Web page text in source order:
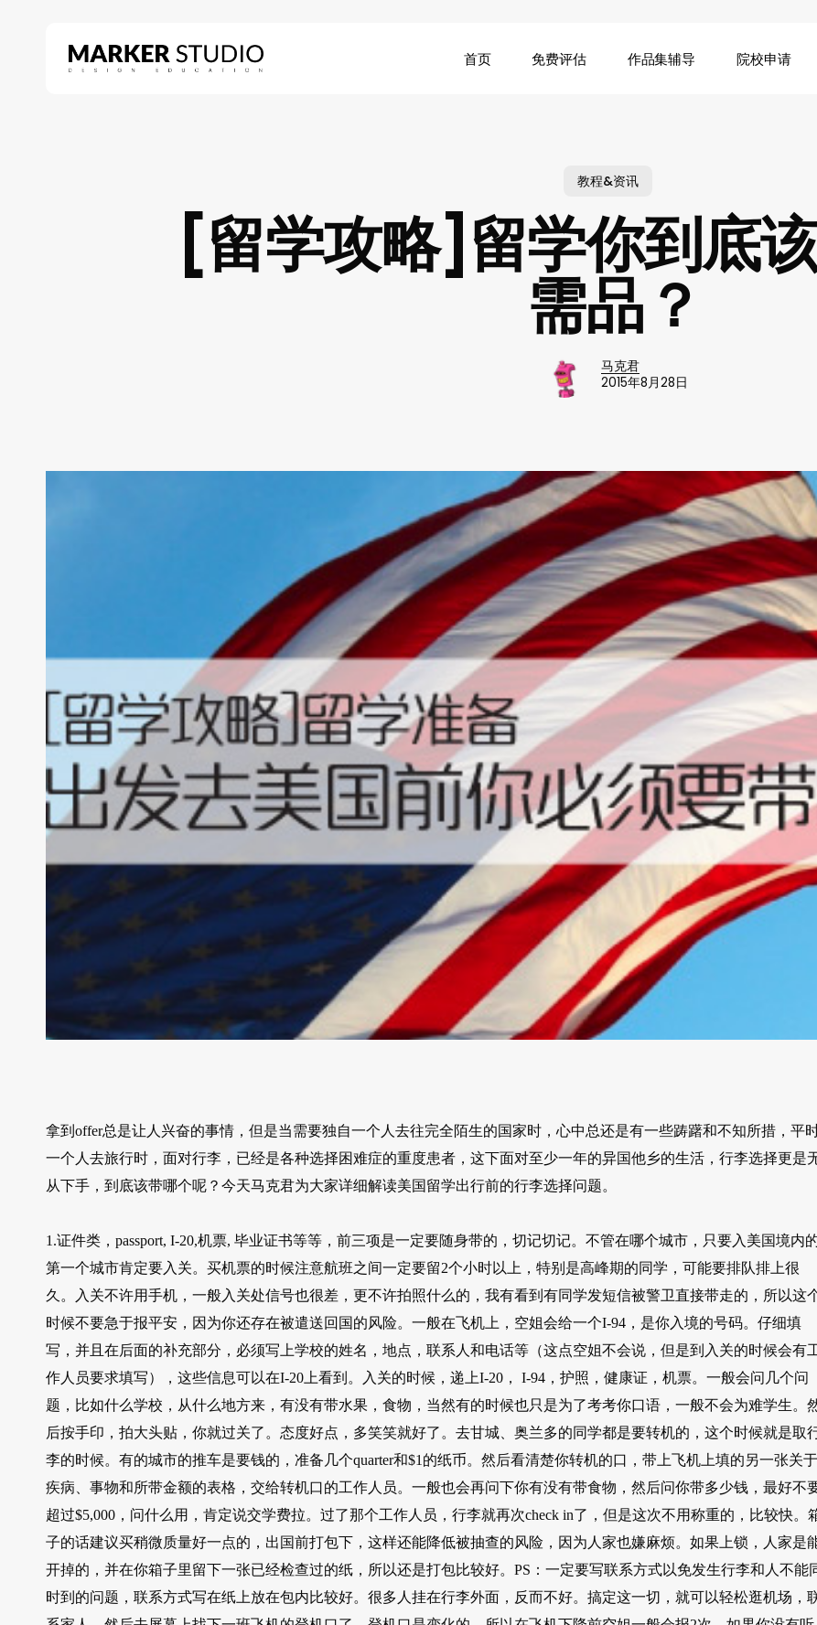
首页 免费评估 作品集辅导 院校申请
教程&资讯
[留学攻略]留学你到底
需品？
马克君
2015年8月28日
拿到offer总是让人兴奋的事情，但是当需要独自一个人去往完全陌生的国家时，心中总还是有一些踌躇和不知所措，平
一个人去旅行时，面对行李，已经是各种选择困难症的重度患者，这下面对至少一年的异国他乡的生活，行李选择更是
从下手，到底该带哪个呢？今天马克君为大家详细解读美国留学出行前的行李选择问题。
1.证件类，passport, I-20,机票, 毕业证书等等，前三项是一定要随身带的，切记切记。不管在哪个城市，只要入美国境内
第一个城市肯定要入关。买机票的时候注意航班之间一定要留2个小时以上，特别是高峰期的同学，可能要排队排上很
久。入关不许用手机，一般入关处信号也很差，更不许拍照什么的，我有看到有同学发短信被警卫直接带走的，所以这
时候不要急于报平安，因为你还存在被遣送回国的风险。一般在飞机上，空姐会给一个I-94，是你入境的号码。仔细填
写，并且在后面的补充部分，必须写上学校的姓名，地点，联系人和电话等（这点空姐不会说，但是到入关的时候会有
作人员要求填写），这些信息可以在I-20上看到。入关的时候，递上I-20， I-94，护照，健康证，机票。一般会问几个问
题，比如什么学校，从什么地方来，有没有带水果，食物，当然有的时候也只是为了考考你口语，一般不会为难学生。
后按手印，拍大头贴，你就过关了。态度好点，多笑笑就好了。去甘城、奥兰多的同学都是要转机的，这个时候就是取
李的时候。有的城市的推车是要钱的，准备几个quarter和$1的纸币。然后看清楚你转机的口，带上飞机上填的另一张关于
疾病、事物和所带金额的表格，交给转机口的工作人员。一般也会再问下你有没有带食物，然后问你带多少钱，最好不
超过$5,000，问什么用，肯定说交学费拉。过了那个工作人员，行李就再次check in了，但是这次不用称重的，比较快。
子的话建议买稍微质量好一点的，出国前打包下，这样还能降低被抽查的风险，因为人家也嫌麻烦。如果上锁，人家是
开掉的，并在你箱子里留下一张已经检查过的纸，所以还是打包比较好。PS：一定要写联系方式以免发生行李和人不能
时到的问题，联系方式写在纸上放在包内比较好。很多人挂在行李外面，反而不好。搞定这一切，就可以轻松逛机场，